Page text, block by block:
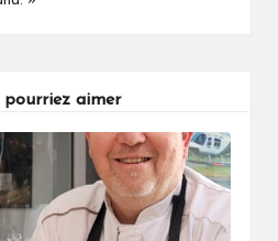
pourriez aimer